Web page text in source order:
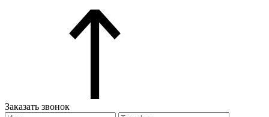
Заказать звонок